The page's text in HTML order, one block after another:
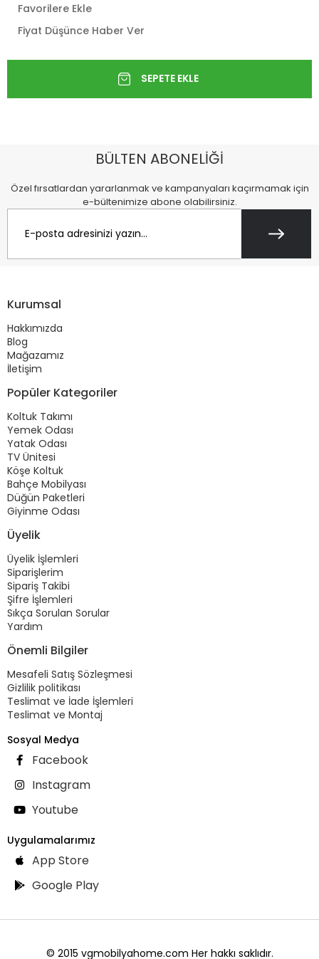
Favorilere Ekle
Fiyat Düşünce Haber Ver
BÜLTEN ABONELİĞİ
Özel fırsatlardan yararlanmak ve kampanyaları kaçırmamak için
e-bültenimize abone olabilirsiniz.
Kurumsal
Hakkımızda
Blog
Mağazamız
İletişim
Popüler Kategoriler
Koltuk Takımı
Yemek Odası
Yatak Odası
TV Ünitesi
Köşe Koltuk
Bahçe Mobilyası
Düğün Paketleri
Giyinme Odası
Üyelik
Üyelik İşlemleri
Siparişlerim
Sipariş Takibi
Şifre İşlemleri
Sıkça Sorulan Sorular
Yardım
Önemli Bilgiler
Mesafeli Satış Sözleşmesi
Gizlilik politikası
Teslimat ve İade İşlemleri
Teslimat ve Montaj
Sosyal Medya
Facebook
Instagram
Youtube
Uygulamalarımız
App Store
Google Play
© 2015 vgmobilyahome.com Her hakkı saklıdır.